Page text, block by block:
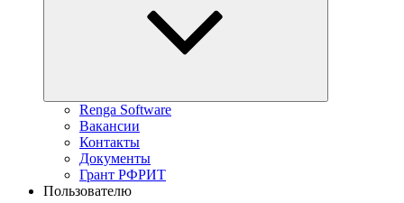
Renga Software
Вакансии
Контакты
Документы
Грант РФРИТ
Пользователю